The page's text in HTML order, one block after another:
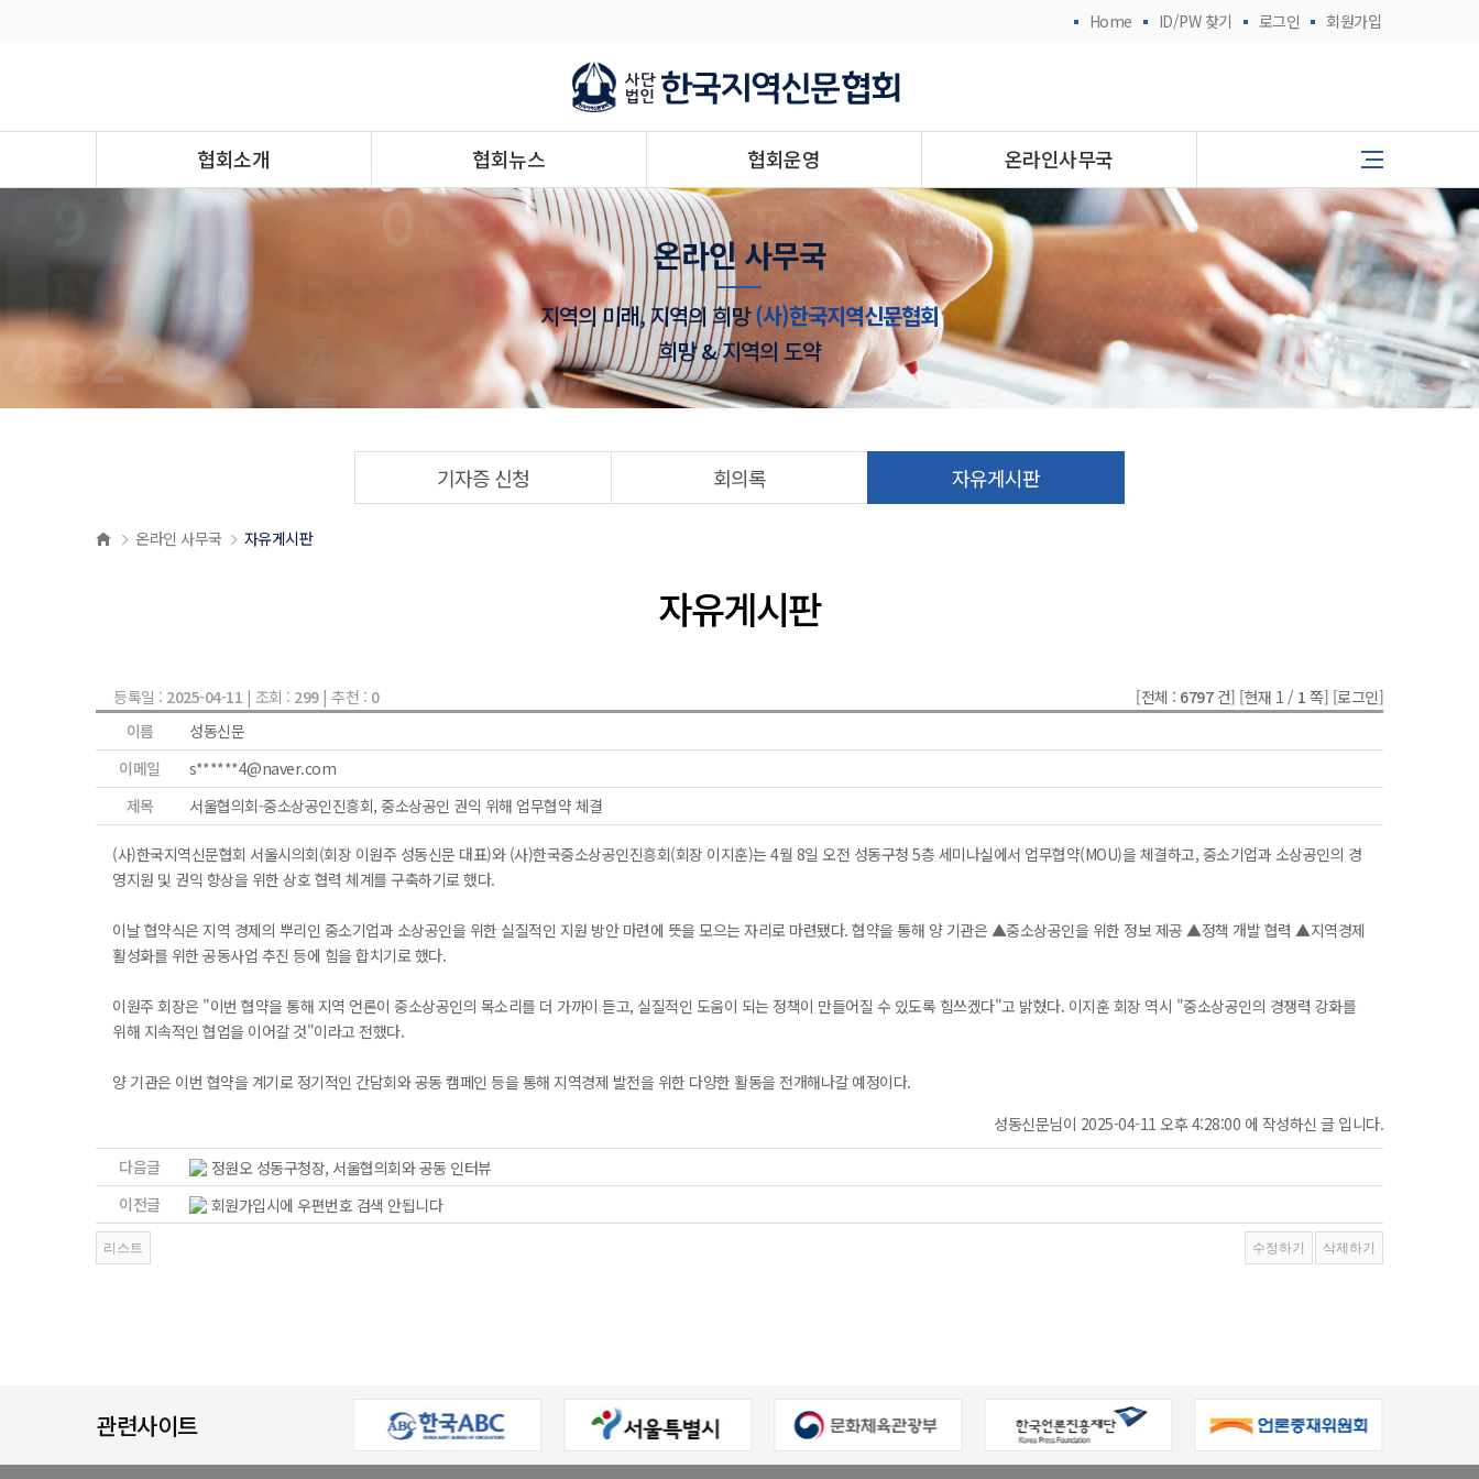
Home ID/PW 찾기 로그인 회원가입
협회소개 협회뉴스 협회운영 온라인사무국
온라인 사무국
지역의 미래, 지역의 희망(사)한국지역신문협회
희망 & 지역의 도약
기자증 신청 회의록 자유게시판
온라인 사무국 자유게시판
자유게시판
등록일 : 2025-04-11 | 조회 : 299| 추천 : 0 [전체 : 6797건] [현재 1 / 1 쪽] [로그인]
이름
성동신문
이메일
s******4@naver.com
제목
서울협의회-중소상공인진흥회, 중소상공인 권익 위해 업무협약 체결
(사)한국지역신문협회 서울시의회(회장 이원주 성동신문 대표)와 (사)한국중소상공인진흥회(회장 이지훈)는 4월 8일 오전 성동구청 5층 세미나실에서 업무협약(MOU)을 체결하고, 중소기업과 소상공인의 경
영지원 및 권익 향상을 위한 상호 협력 체계를 구축하기로 했다.
이날 협약식은 지역 경제의 뿌리인 중소기업과 소상공인을 위한 실질적인 지원 방안 마련에 뜻을 모으는 자리로 마련됐다. 협약을 통해 양 기관은 ▲중소상공인을 위한 정보 제공 ▲정책 개발 협력 ▲지역경제
활성화를 위한 공동사업 추진 등에 힘을 합치기로 했다.
이원주 회장은 "이번 협약을 통해 지역 언론이 중소상공인의 목소리를 더 가까이 듣고, 실질적인 도움이 되는 정책이 만들어질 수 있도록 힘쓰겠다"고 밝혔다. 이지훈 회장 역시 "중소상공인의 경쟁력 강화를
위해 지속적인 협업을 이어갈 것"이라고 전했다.
양 기관은 이번 협약을 계기로 정기적인 간담회와 공동 캠페인 등을 통해 지역경제 발전을 위한 다양한 활동을 전개해나갈 예정이다.
성동신문님이 2025-04-11 오후 4:28:00 에 작성하신 글 입니다.
다음글
정원오 성동구청장, 서울협의회와 공동 인터뷰
이전글
회원가입시에 우편번호 검색 안됩니다
관련사이트